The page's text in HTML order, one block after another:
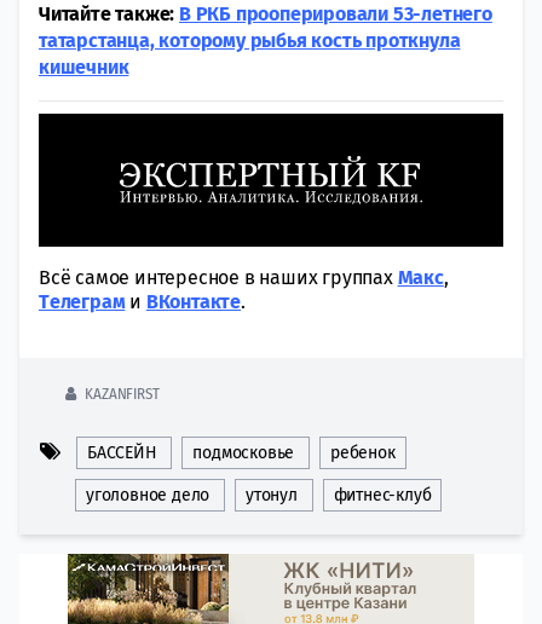
Читайте также: В РКБ прооперировали 53-летнего
татарстанца, которому рыбья кость проткнула
кишечник
Всё самое интересное в наших группах Макс,
Tелеграми ВКонтакте.
KAZANFIRST
БАССЕЙН подмосковье ребенок
уголовное дело утонул фитнес-клуб